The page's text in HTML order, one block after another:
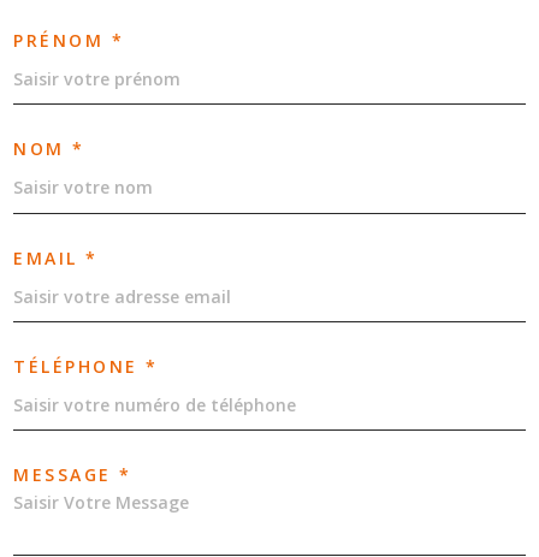
PRÉNOM *
NOM *
EMAIL *
TÉLÉPHONE *
MESSAGE *